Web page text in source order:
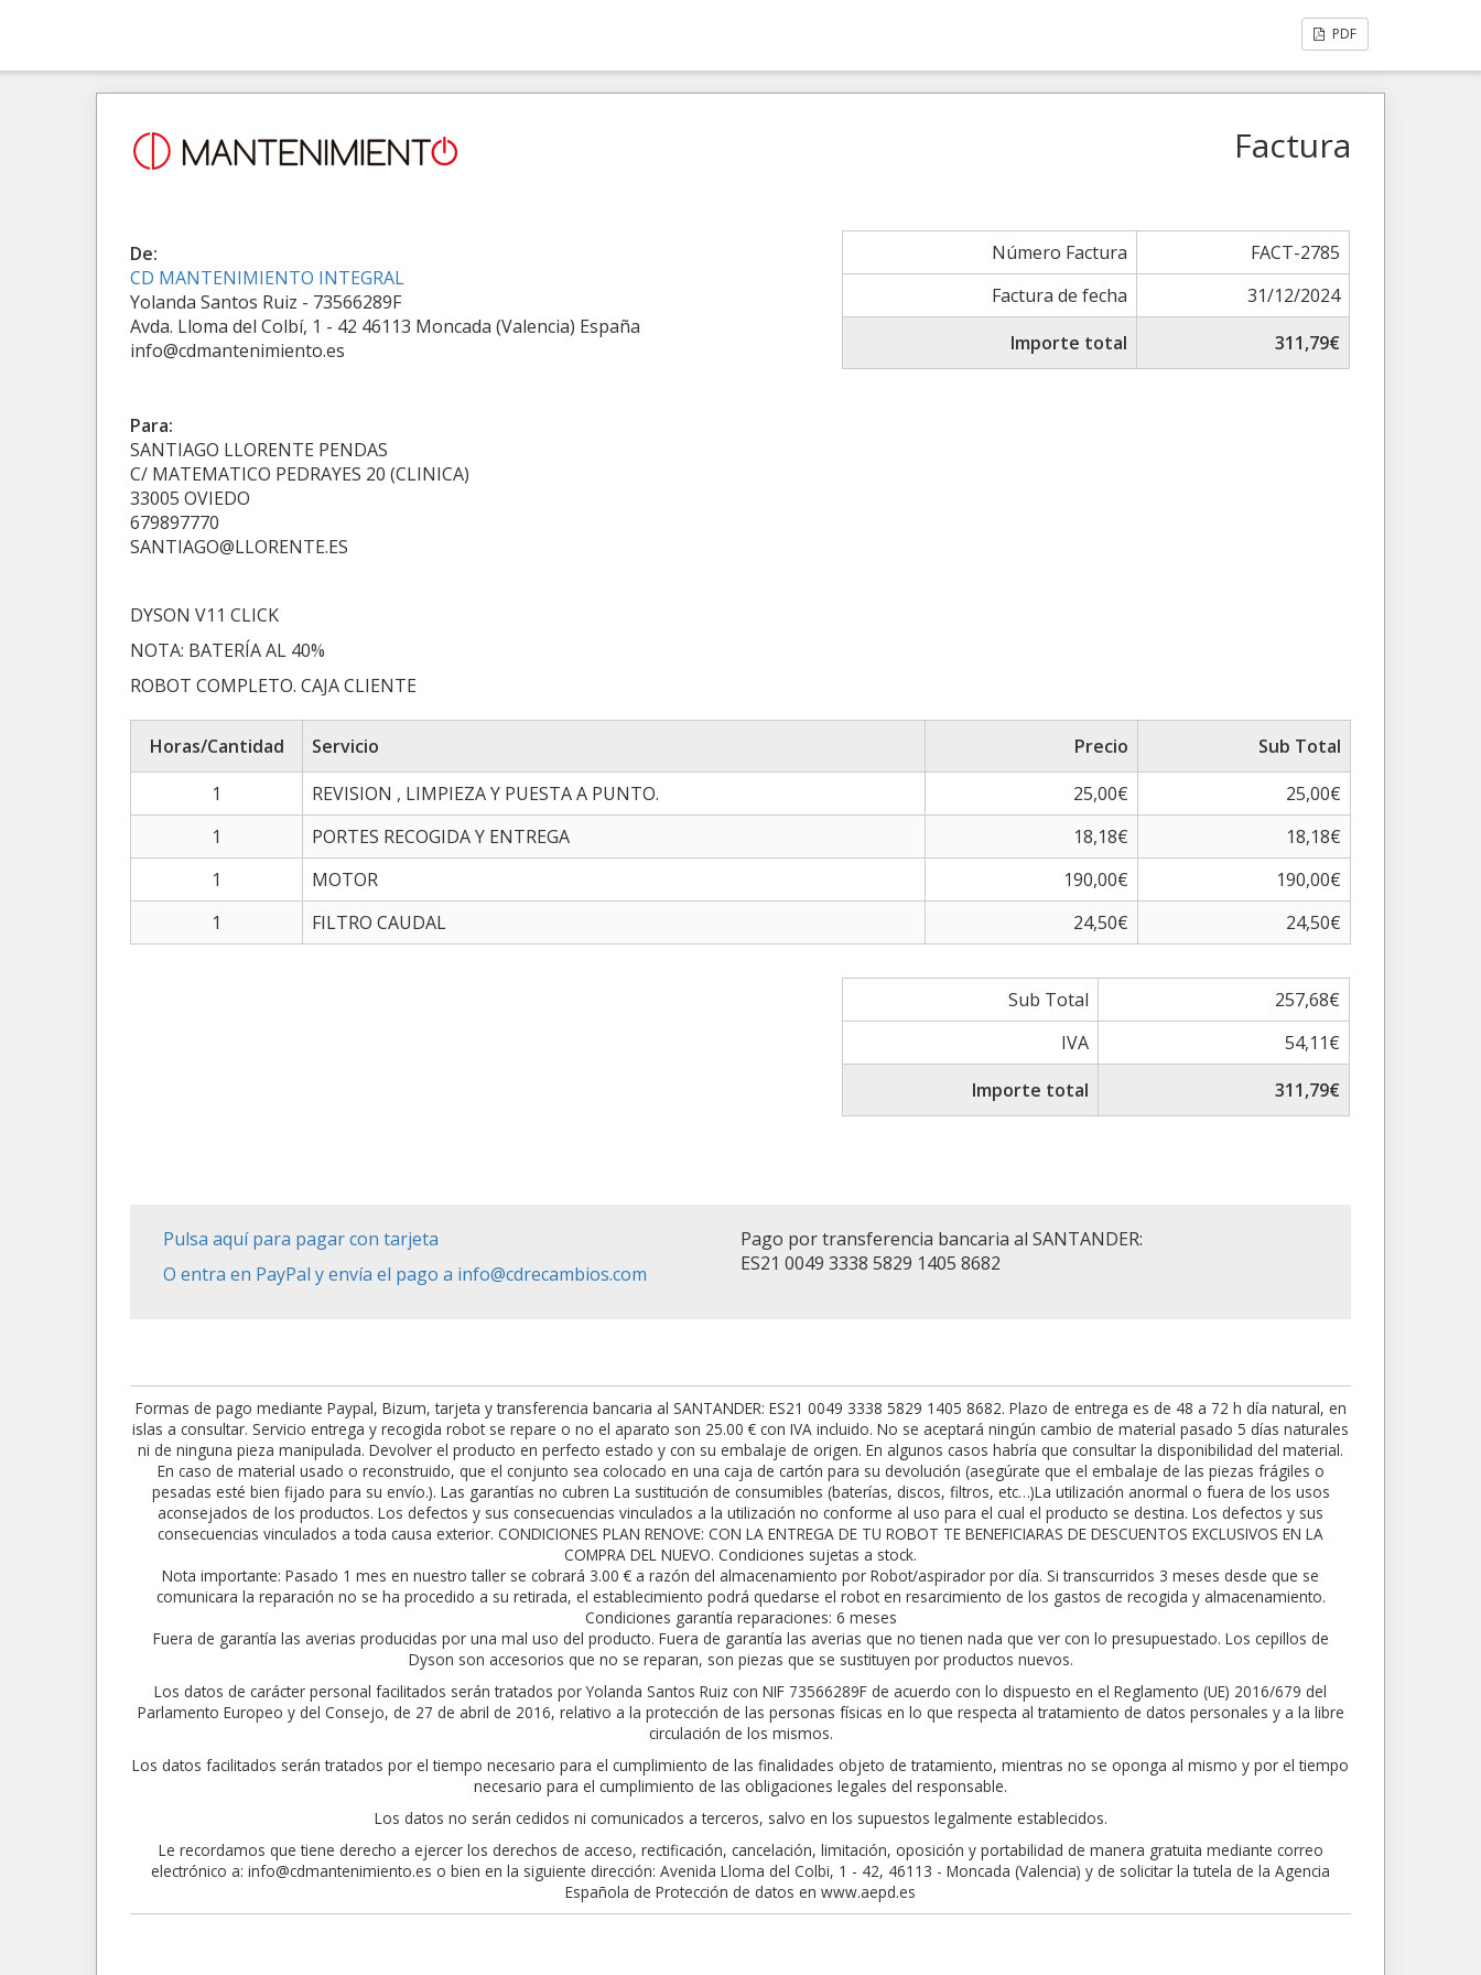
PDF
Factura
De:
CD MANTENIMIENTO INTEGRAL
Yolanda Santos Ruiz - 73566289F
Avda. Lloma del Colbí, 1 - 42 46113 Moncada (Valencia) España
info@cdmantenimiento.es
Número Factura
FACT-2785
Factura de fecha
31/12/2024
Importe total
311,79€
Para:
SANTIAGO LLORENTE PENDAS
C/ MATEMATICO PEDRAYES 20 (CLINICA)
33005 OVIEDO
679897770
SANTIAGO@LLORENTE.ES
DYSON V11 CLICK
NOTA: BATERÍA AL 40%
ROBOT COMPLETO. CAJA CLIENTE
Horas/Cantidad Servicio Precio
Sub Total
1
REVISION , LIMPIEZA Y PUESTA A PUNTO. 25,00€
25,00€
1
PORTES RECOGIDA Y ENTREGA 18,18€
18,18€
1
MOTOR 190,00€
190,00€
1
FILTRO CAUDAL 24,50€ 24,50€
Sub Total
257,68€
IVA
54,11€
Importe total
311,79€
Pulsa aquí para pagar con tarjeta
O entra en PayPal y envía el pago a info@cdrecambios.com
Pago por transferencia bancaria al SANTANDER:
ES21 0049 3338 5829 1405 8682
Formas de pago mediante Paypal, Bizum, tarjeta y transferencia bancaria al SANTANDER: ES21 0049 3338 5829 1405 8682. Plazo de entrega es de 48 a 72 h día natural, en
islas a consultar. Servicio entrega y recogida robot se repare o no el aparato son 25.00 € con IVA incluido. No se aceptará ningún cambio de material pasado 5 días naturales
ni de ninguna pieza manipulada. Devolver el producto en perfecto estado y con su embalaje de origen. En algunos casos habría que consultar la disponibilidad del material.
En caso de material usado o reconstruido, que el conjunto sea colocado en una caja de cartón para su devolución (asegúrate que el embalaje de las piezas frágiles o
pesadas esté bien fijado para su envío.). Las garantías no cubren La sustitución de consumibles (baterías, discos, filtros, etc…)La utilización anormal o fuera de los usos
aconsejados de los productos. Los defectos y sus consecuencias vinculados a la utilización no conforme al uso para el cual el producto se destina. Los defectos y sus
consecuencias vinculados a toda causa exterior. CONDICIONES PLAN RENOVE: CON LA ENTREGA DE TU ROBOT TE BENEFICIARAS DE DESCUENTOS EXCLUSIVOS EN LA
COMPRA DEL NUEVO. Condiciones sujetas a stock.
Nota importante: Pasado 1 mes en nuestro taller se cobrará 3.00 € a razón del almacenamiento por Robot/aspirador por día. Si transcurridos 3 meses desde que se
comunicara la reparación no se ha procedido a su retirada, el establecimiento podrá quedarse el robot en resarcimiento de los gastos de recogida y almacenamiento.
Condiciones garantía reparaciones: 6 meses
Fuera de garantía las averias producidas por una mal uso del producto. Fuera de garantía las averias que no tienen nada que ver con lo presupuestado. Los cepillos de
Dyson son accesorios que no se reparan, son piezas que se sustituyen por productos nuevos.
Los datos de carácter personal facilitados serán tratados por Yolanda Santos Ruiz con NIF 73566289F de acuerdo con lo dispuesto en el Reglamento (UE) 2016/679 del
Parlamento Europeo y del Consejo, de 27 de abril de 2016, relativo a la protección de las personas físicas en lo que respecta al tratamiento de datos personales y a la libre
circulación de los mismos.
Los datos facilitados serán tratados por el tiempo necesario para el cumplimiento de las finalidades objeto de tratamiento, mientras no se oponga al mismo y por el tiempo
necesario para el cumplimiento de las obligaciones legales del responsable.
Los datos no serán cedidos ni comunicados a terceros, salvo en los supuestos legalmente establecidos.
Le recordamos que tiene derecho a ejercer los derechos de acceso, rectificación, cancelación, limitación, oposición y portabilidad de manera gratuita mediante correo
electrónico a: info@cdmantenimiento.es o bien en la siguiente dirección: Avenida Lloma del Colbi, 1 - 42, 46113 - Moncada (Valencia) y de solicitar la tutela de la Agencia
Española de Protección de datos en www.aepd.es